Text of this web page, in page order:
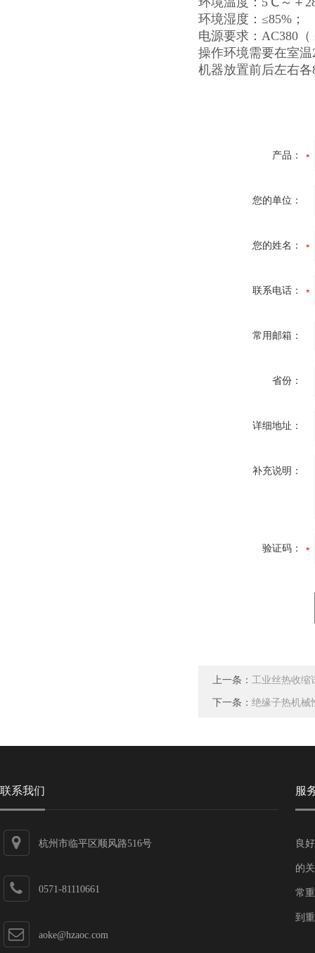
环境湿度：≤85%；
电源要求：AC380
操作环境需要在室
机器放置前后左右
产品：
您的单位：
您的姓名：
联系电话：
常用邮箱：
省份：
详细地址：
补充说明：
验证码：
上一条： 工业丝热收缩
下一条： 绝缘子热机械
联系我们
杭州市临平区顺风路516号
0571-81110661
aoke@hzaoc.com
服
良
的
常
到